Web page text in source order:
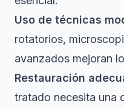
Uso de técnicas
rotatorios,
avanzados mejoran
Restauración
tratado necesita una